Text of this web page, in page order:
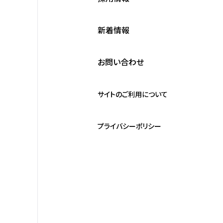
新着情報
お問い合わせ
サイトのご利用について
プライバシーポリシー